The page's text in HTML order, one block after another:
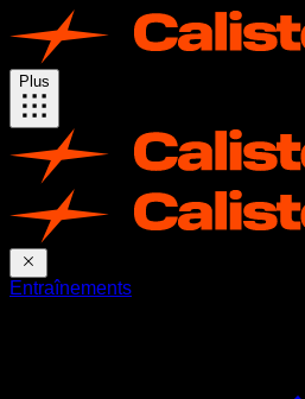
Plus
Entraînements